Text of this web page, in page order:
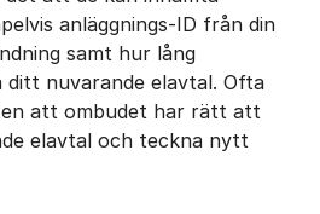
anläggnings-ID från din
samt hur lång
ditt nuvarande elavtal. Ofta
att ombudet har rätt att
elavtal och teckna nytt